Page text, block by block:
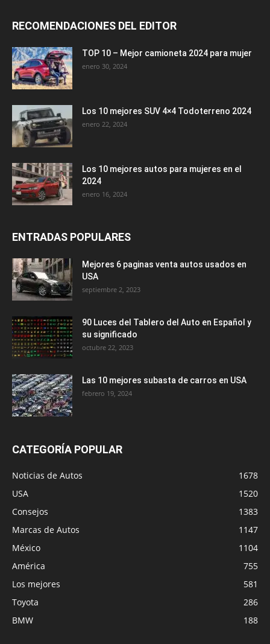
RECOMENDACIONES DEL EDITOR
TOP 10 – Mejor camioneta 2024 para mujer
enero 30, 2024
Los 10 mejores SUV 4×4 Todoterreno 2024
enero 22, 2024
Los 10 mejores autos para mujeres en el
2024
enero 16, 2024
ENTRADAS POPULARES
Mejores 6 paginas venta autos usados en
USA
septiembre 2, 2023
90 Luces del Tablero del Auto en Español y
su significado
octubre 22, 2023
Las 10 mejores subasta de carros en USA
febrero 19, 2024
CATEGORÍA POPULAR
Noticias de Autos
1678
USA
1520
Consejos
1383
Marcas de Autos
1147
México
1104
América
755
Los mejores
581
Toyota
286
BMW
188